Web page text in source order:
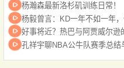
杨瀚森最新洛杉矶训练日常！
杨毅曾言：KD一年不如一年
好事将近？热巴与阿贾威尔逊
孔祥宇聊NBA公牛队赛季总结